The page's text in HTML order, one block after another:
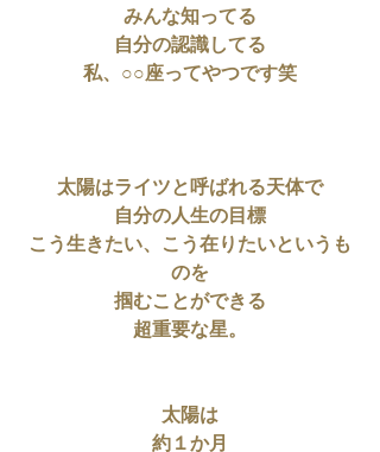
みんな知ってる
自分の認識してる
私、○○座ってやつです笑
太陽はライツと呼ばれる天体で
自分の人生の目標
こう生きたい、こう在りたいというも
のを
掴むことができる
超重要な星。
太陽は
約１か月